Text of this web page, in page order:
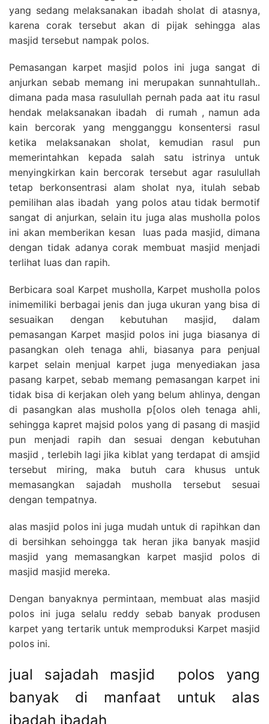
yang sedang melaksanakan ibadah sholat di atasnya,
karena corak tersebut akan di pijak sehingga alas
masjid tersebut nampak polos.
Pemasangan karpet masjid polos ini juga sangat di
anjurkan sebab memang ini merupakan sunnahtullah..
dimana pada masa rasulullah pernah pada aat itu rasul
hendak melaksanakan ibadah di rumah , namun ada
kain bercorak yang mengganggu konsentersi rasul
ketika melaksanakan sholat, kemudian rasul pun
memerintahkan kepada salah satu istrinya untuk
menyingkirkan kain bercorak tersebut agar rasulullah
tetap berkonsentrasi alam sholat nya, itulah sebab
pemilihan alas ibadah yang polos atau tidak bermotif
sangat di anjurkan, selain itu juga alas musholla polos
ini akan memberikan kesan luas pada masjid, dimana
dengan tidak adanya corak membuat masjid menjadi
terlihat luas dan rapih.
Berbicara soal Karpet musholla, Karpet musholla polos
inimemiliki berbagai jenis dan juga ukuran yang bisa di
sesuaikan dengan kebutuhan masjid, dalam
pemasangan Karpet masjid polos ini juga biasanya di
pasangkan oleh tenaga ahli, biasanya para penjual
karpet selain menjual karpet juga menyediakan jasa
pasang karpet, sebab memang pemasangan karpet ini
tidak bisa di kerjakan oleh yang belum ahlinya, dengan
di pasangkan alas musholla p[olos oleh tenaga ahli,
sehingga kapret majsid polos yang di pasang di masjid
pun menjadi rapih dan sesuai dengan kebutuhan
masjid , terlebih lagi jika kiblat yang terdapat di amsjid
tersebut miring, maka butuh cara khusus untuk
memasangkan sajadah musholla tersebut sesuai
dengan tempatnya.
alas masjid polos ini juga mudah untuk di rapihkan dan
di bersihkan sehoingga tak heran jika banyak masjid
masjid yang memasangkan karpet masjid polos di
masjid masjid mereka.
Dengan banyaknya permintaan, membuat alas masjid
polos ini juga selalu reddy sebab banyak produsen
karpet yang tertarik untuk memproduksi Karpet masjid
polos ini.
jual sajadah masjid polos yang
banyak di manfaat untuk alas
ibadah ibadah